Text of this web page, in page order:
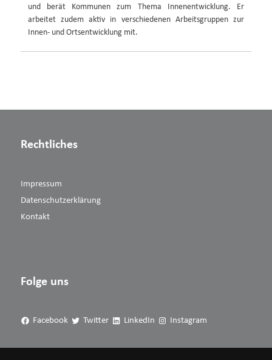
und berät Kommunen zum Thema Innenentwicklung. Er
arbeitet zudem aktiv in verschiedenen Arbeitsgruppen zur
Innen- und Ortsentwicklung mit.
Rechtliches
Impressum
Datenschutzerklärung
Kontakt
Folge uns
Facebook Twitter LinkedIn Instagram